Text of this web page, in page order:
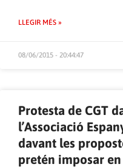
LLEGIR MÉS »
08/06/2015 - 20:44:47
Protesta de CGT
l’Associació
davant les
pretén imposar